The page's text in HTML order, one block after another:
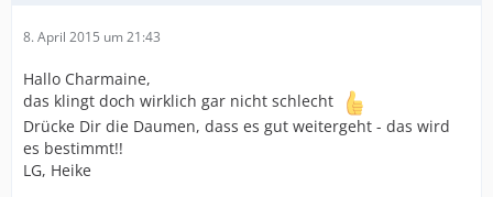
8. April 2015 um 21:43
Hallo Charmaine,
das klingt doch wirklich gar nicht schlecht
Drücke Dir die Daumen, dass es gut weitergeht - das wird
es bestimmt!!
LG, Heike